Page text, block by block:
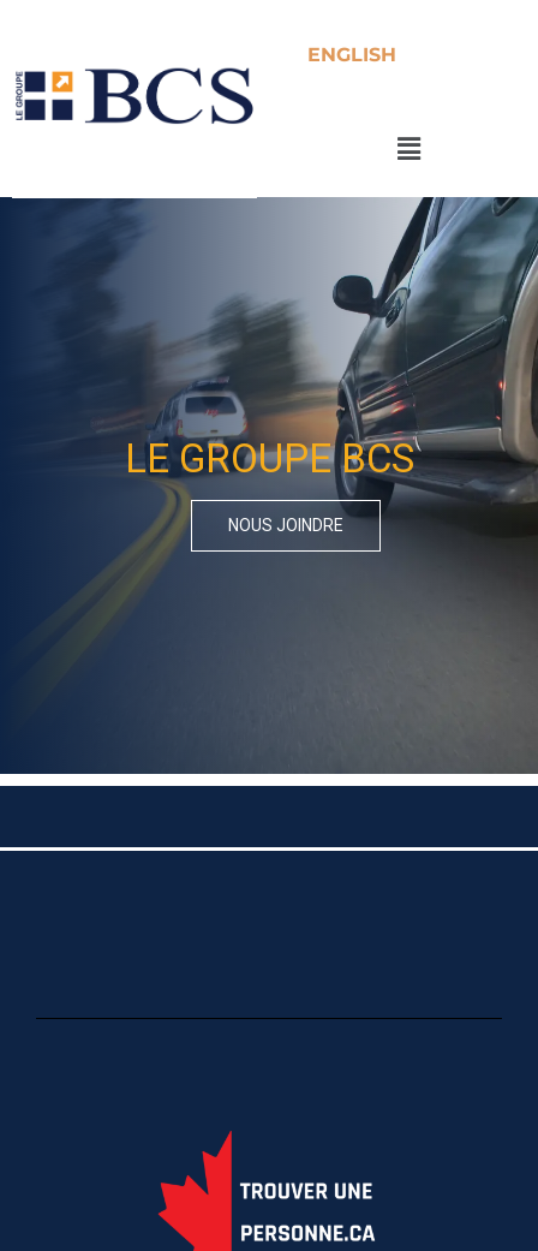
ENGLISH
Menu
LE GROUPE BCS
NOUS JOINDRE